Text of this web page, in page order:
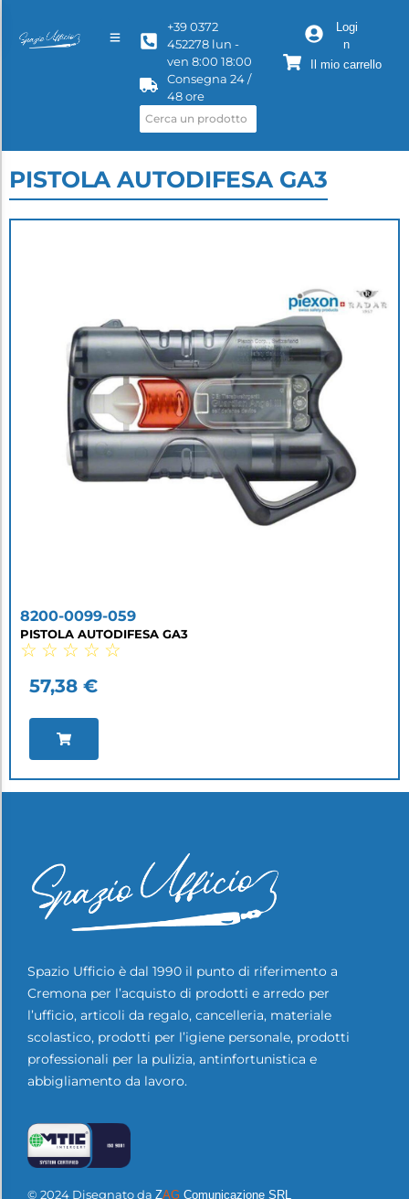
+39 0372
452278 lun -
ven 8:00 18:00
Consegna 24 /
48 ore
Logi
n
Il mio carrello
PISTOLA AUTODIFESA GA3
8200-0099-059
PISTOLA AUTODIFESA GA3
☆ ☆ ☆ ☆ ☆
57,38 €
Spazio Ufficio è dal 1990 il punto di riferimento a
Cremona per l’acquisto di prodotti e arredo per
l’ufficio, articoli da regalo, cancelleria, materiale
scolastico, prodotti per l’igiene personale, prodotti
professionali per la pulizia, antinfortunistica e
abbigliamento da lavoro.
© 2024 Disegnato da ZAG Comunicazione SRL